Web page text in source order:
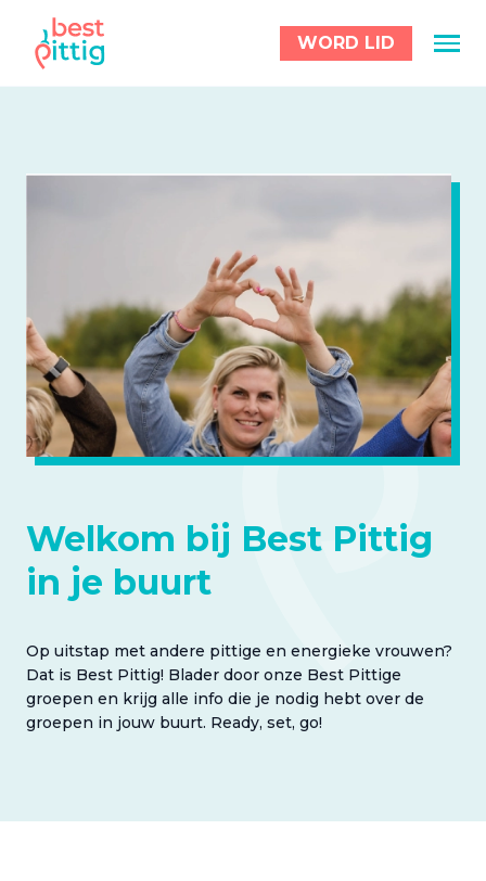
WORD LID
Welkom bij Best Pittig
in je buurt
Op uitstap met andere pittige en energieke vrouwen?
Dat is Best Pittig! Blader door onze Best Pittige
groepen en krijg alle info die je nodig hebt over de
groepen in jouw buurt. Ready, set, go!